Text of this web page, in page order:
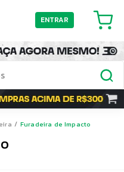
ENTRAR
Furadeira de Impacto